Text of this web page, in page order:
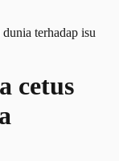
cetus